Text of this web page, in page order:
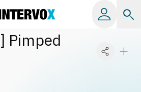
] Pimped